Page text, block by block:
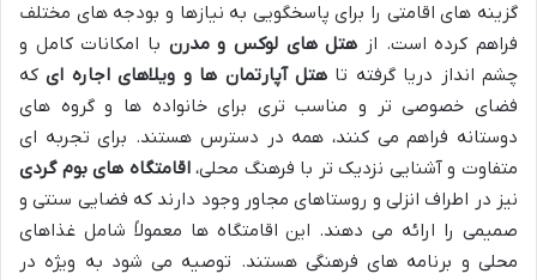
گزینه های اقامتی را برای پاسخگویی به نیازها و بودجه های مختلف
فراهم کرده است. از هتل های لوکس و مدرن با امکانات کامل و
چشم انداز دریا گرفته تاهتل آپارتمان ها و ویلاهای اجاره ایکه
فضای خصوصی تر و مناسب تری برای خانواده ها و گروه های
دوستانه فراهم می کنند، همه در دسترس هستند. برای تجربه ای
متفاوت و آشنایی نزدیک تر با فرهنگ محلی،اقامتگاه های بوم گردی
نیز در اطراف انزلی و روستاهای مجاور وجود دارند که فضایی سنتی و
صمیمی را ارائه می دهند. این اقامتگاه ها معمولاً شامل غذاهای
محلی و برنامه های فرهنگی هستند. توصیه می شود به ویژه در